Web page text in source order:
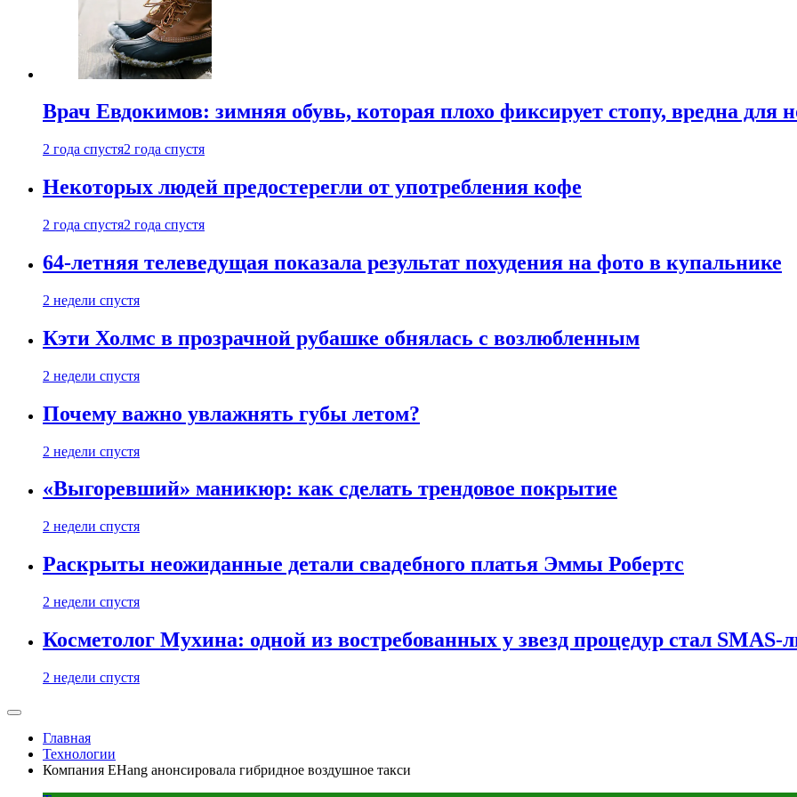
Врач Евдокимов: зимняя обувь, которая плохо фиксирует стопу, вредна для
2 года спустя2 года спустя
Некоторых людей предостерегли от употребления кофе
2 года спустя2 года спустя
64-летняя телеведущая показала результат похудения на фото в купальнике
2 недели спустя
Кэти Холмс в прозрачной рубашке обнялась с возлюбленным
2 недели спустя
Почему важно увлажнять губы летом?
2 недели спустя
«Выгоревший» маникюр: как сделать трендовое покрытие
2 недели спустя
Раскрыты неожиданные детали свадебного платья Эммы Робертс
2 недели спустя
Косметолог Мухина: одной из востребованных у звезд процедур стал SMAS-
2 недели спустя
Главная
Технологии
Компания EHang анонсировала гибридное воздушное такси